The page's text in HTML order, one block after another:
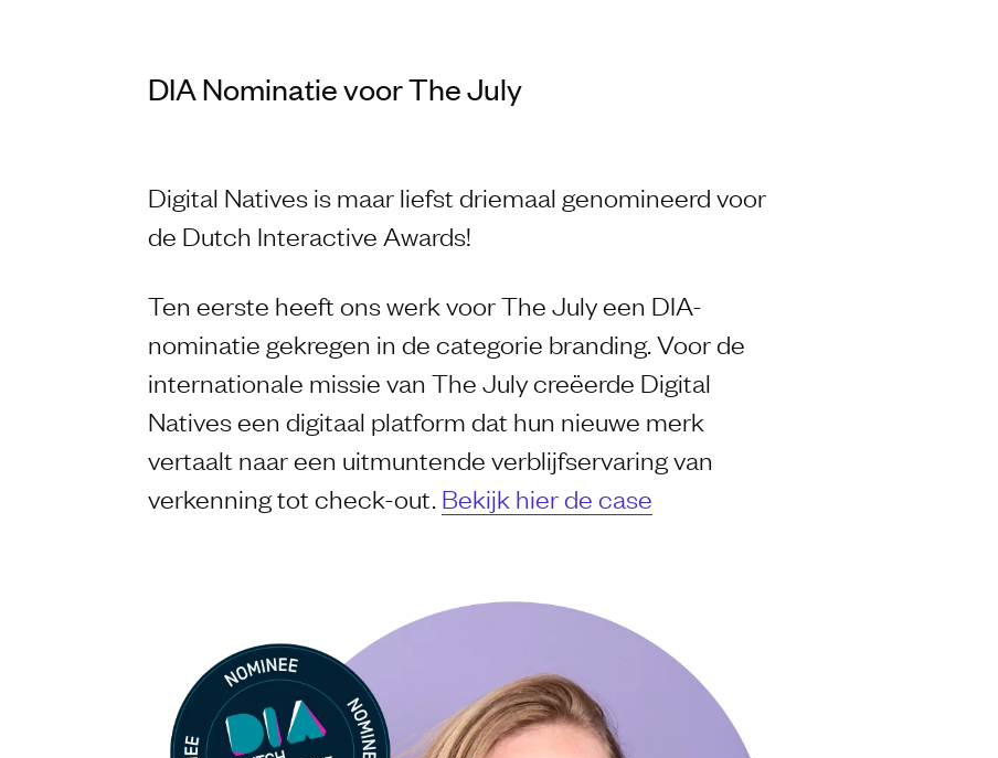
DIA Nominatie voor The July
Digital Natives is maar liefst driemaal genomineerd voor
de Dutch Interactive Awards!
Ten eerste heeft ons werk voor The July een DIA-
nominatie gekregen in de categorie branding. Voor de
internationale missie van The July creëerde Digital
Natives een digitaal platform dat hun nieuwe merk
vertaalt naar een uitmuntende verblijfservaring van
verkenning tot check-out. Bekijk hier de case